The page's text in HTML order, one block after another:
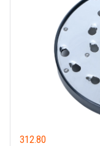
312.80